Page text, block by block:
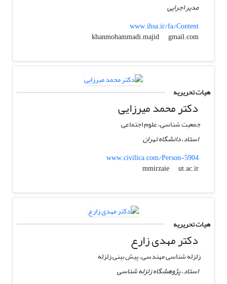
مدیر اجرایی
www.ihsa.ir/fa/Content
khanmohammadi.majid
gmail.com
هیات تحریریه
دکتر محمد میرزایی
جمعیت شناسی، علوم اجتماعی
استاد، دانشگاه تهران
www.civilica.com/Person-5904
mmirzaie
ut.ac.ir
هیات تحریریه
دکتر مهدی زارع
زلزله شناسی مهندسی، پیش بینی زلزله
استاد، پژوهشگاه زلزله شناسی